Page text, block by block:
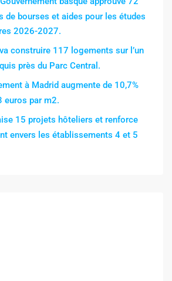
de bourses et aides pour les études
2026-2027.
construire 117 logements sur l’un
près du Parc Central.
à Madrid augmente de 10,7%
euros par m2.
15 projets hôteliers et renforce
envers les établissements 4 et 5